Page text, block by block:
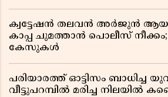
ക്വട്ടേഷൻ തലവൻ അർജുൻ
കാപ്പ ചുമത്താൻ പൊലീസ് നീക്കം;
കേസുകൾ
പരിയാരത്ത് ഓട്ടിസം ബാധിച്ച
വീട്ടുപറമ്പിൽ മരിച്ച നിലയിൽ